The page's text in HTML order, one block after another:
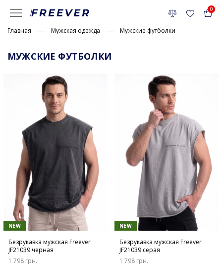
0
Главная Мужская одежда Мужские футболки
МУЖСКИЕ ФУТБОЛКИ
NEW
Безрукавка мужская Freever
JF21039 черная
1 798 грн.
NEW
Безрукавка мужская Freever
JF21039 серая
1 798 грн.